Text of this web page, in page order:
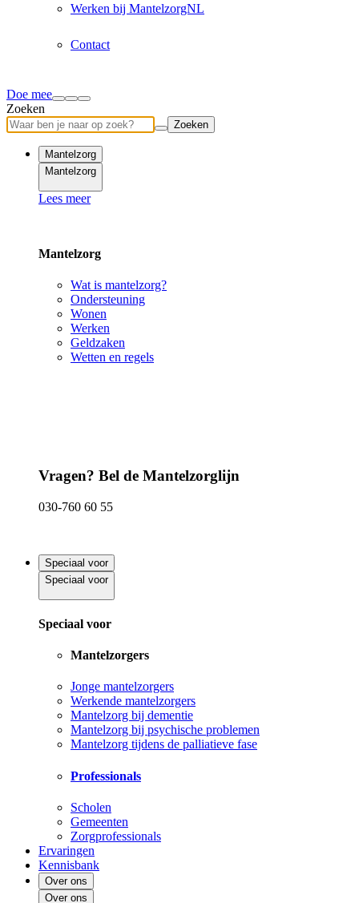
Werken bij MantelzorgNL
Contact
Doe mee
Zoeken
Zoeken
Mantelzorg
Mantelzorg
Lees meer
Mantelzorg
Wat is mantelzorg?
Ondersteuning
Wonen
Werken
Geldzaken
Wetten en regels
Vragen? Bel de Mantelzorglijn
030-760 60 55
Speciaal voor
Speciaal voor
Speciaal voor
Mantelzorgers
Jonge mantelzorgers
Werkende mantelzorgers
Mantelzorg bij dementie
Mantelzorg bij psychische problemen
Mantelzorg tijdens de palliatieve fase
Professionals
Scholen
Gemeenten
Zorgprofessionals
Ervaringen
Kennisbank
Over ons
Over ons